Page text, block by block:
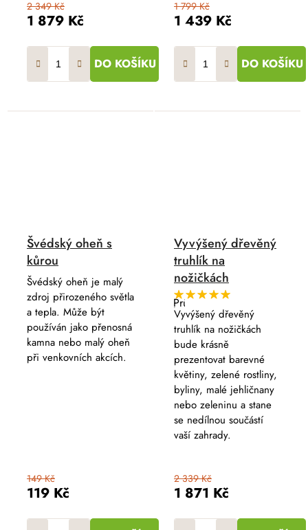
1 879 Kč
2 349 Kč
DO KOŠÍKU
1 439 Kč
1 799 Kč
DO KOŠÍKU
Švédský oheň s
kůrou
119 Kč
149 Kč
Švédský oheň je malý
zdroj přirozeného světla
a tepla. Může být
používán jako přenosná
kamna nebo malý oheň
při venkovních akcích.
Vyvýšený dřevěný
truhlík na
nožičkách
Průměrné
hodnocení
produktu
je
5,0
z
5
hvězdiček.
1 871 Kč
2 339 Kč
Vyvýšený dřevěný
truhlík na nožičkách
bude krásně
prezentovat barevné
květiny, zelené rostliny,
byliny, malé jehličnany
nebo zeleninu a stane
se nedílnou součástí
vaší zahrady.